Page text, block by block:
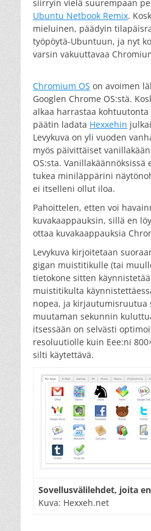
siirryin vielä suurempaan
Ubuntu Netbook Remix.
mieluinen, päädyin
työpöytä-Ubuntuun, ja nyt
varsin vakuuttavaa
Chromium OS on avoimen
Googlen Chrome OS:stä.
alkaa harrastaa kohtuutonta
päätin ladata Hexxehin
Levykuva on yli vuoden
myös päivittäiset
OS:sta. Vanillakäännöksissä
tukea miniläppärini
ei itselleni ollut iloa.
Pahoittelen, etten voi
kuvakaappauksin, sillä en
ottaa kuvakaappauksia
Levykuva kirjoitetaan
gigan muistitikulle (tai
tietokone sitten
muistitikulta
nopea, ja kirjautumisruutua
muutaman sekunnin
itsessään on selvästi
resoluutiolle kuin Eee:ni
silti käytettävä.
Sovellusvälilehdet, joita
Kuva: Hexxeh.net